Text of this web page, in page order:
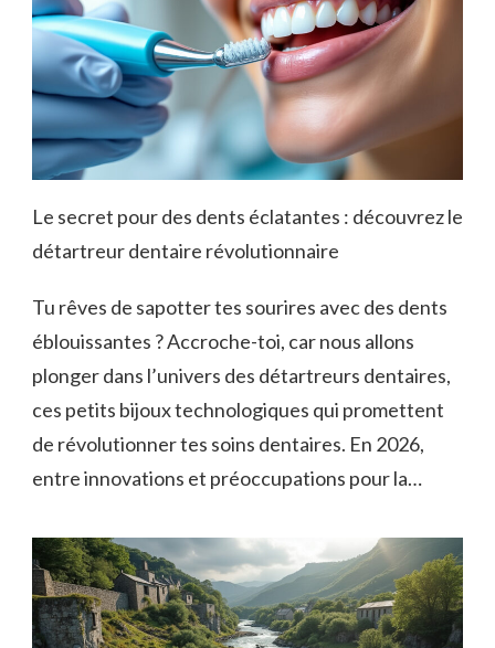
Le secret pour des dents éclatantes : découvrez le
détartreur dentaire révolutionnaire
Tu rêves de sapotter tes sourires avec des dents
éblouissantes ? Accroche-toi, car nous allons
plonger dans l’univers des détartreurs dentaires,
ces petits bijoux technologiques qui promettent
de révolutionner tes soins dentaires. En 2026,
entre innovations et préoccupations pour la…